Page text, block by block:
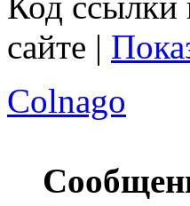
сайте |
Colnago